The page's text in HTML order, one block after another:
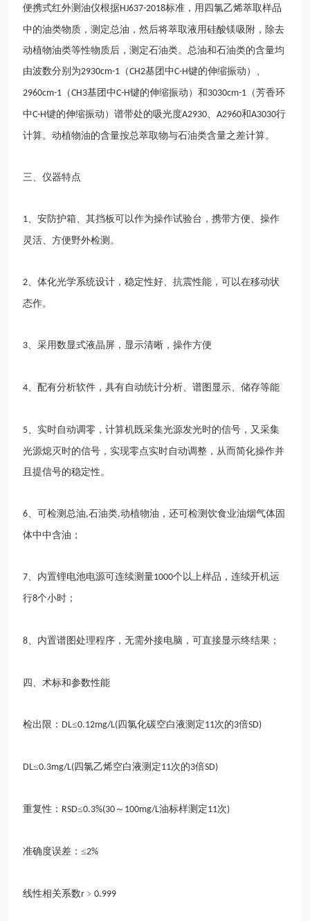
便携式红外测油仪根据HJ637-2018标准，用四氯乙烯萃取样品
中的油类物质，测定总油，然后将萃取液用硅酸镁吸附，除去
动植物油类等性物质后，测定石油类。总油和石油类的含量均
由波数分别为2930cm-1 （CH2基团中C-H键的伸缩振动）、
2960cm-1 （CH3基团中C-H键的伸缩振动）和 3030cm-1 （芳香环
中C-H键的伸缩振动）谱带处的吸光度A2930 、A2960和A3030行
计算。动植物油的含量按总萃取物与石油类含量之差计算。
三、仪器特点
1 、安防护箱、其挡板可以作为操作试验台，携带方便、操作
灵活、方便野外检测。
2 、体化光学系统设计，稳定性好、抗震性能，可以在移动状
态作。
3 、采用数显式液晶屏，显示清晰，操作方便
4 、配有分析软件，具有自动统计分析、谱图显示、储存等能
5 、实时自动调零，计算机既采集光源发光时的信号，又采集
光源熄灭时的信号，实现零点实时自动调整，从而简化操作并
且提信号的稳定性。
6 、可检测总油,石油类,动植物油，还可检测饮食业油烟气体固
体中中含油；
7 、内置锂电池电源可连续测量1000个以上样品，连续开机运
行8个小时；
8 、内置谱图处理程序，无需外接电脑，可直接显示终结果；
四、术标和参数性能
检出限： DL≤0.12mg/L( 四氯化碳空白液测定11次的3倍SD)
DL≤0.3mg/L( 四氯乙烯空白液测定11次的3倍SD)
重复性： RSD≤0.3%(30 ～ 100mg/L油标样测定11次)
准确度误差：≤2%
线性相关系数r ﹥0.999